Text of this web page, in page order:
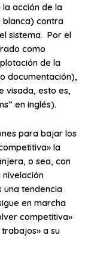
acción de la
blanca) contra
sistema. Por el
como
de la
documentación),
visada, esto es,
en inglés).
para bajar los
la
o sea, con
una tendencia
en marcha
competitiva»
a su